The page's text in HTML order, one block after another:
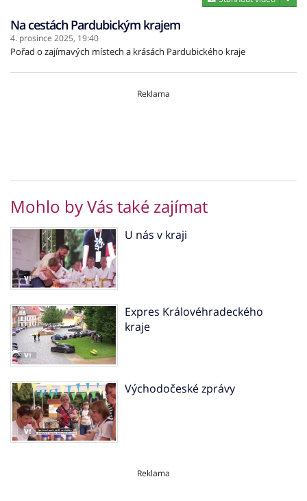
Na cestách Pardubickým krajem
4. prosince 2025, 19:40
Pořad o zajímavých místech a krásách Pardubického kraje
Reklama
Mohlo by Vás také zajímat
U nás v kraji
Expres Královéhradeckého
kraje
Východočeské zprávy
Reklama